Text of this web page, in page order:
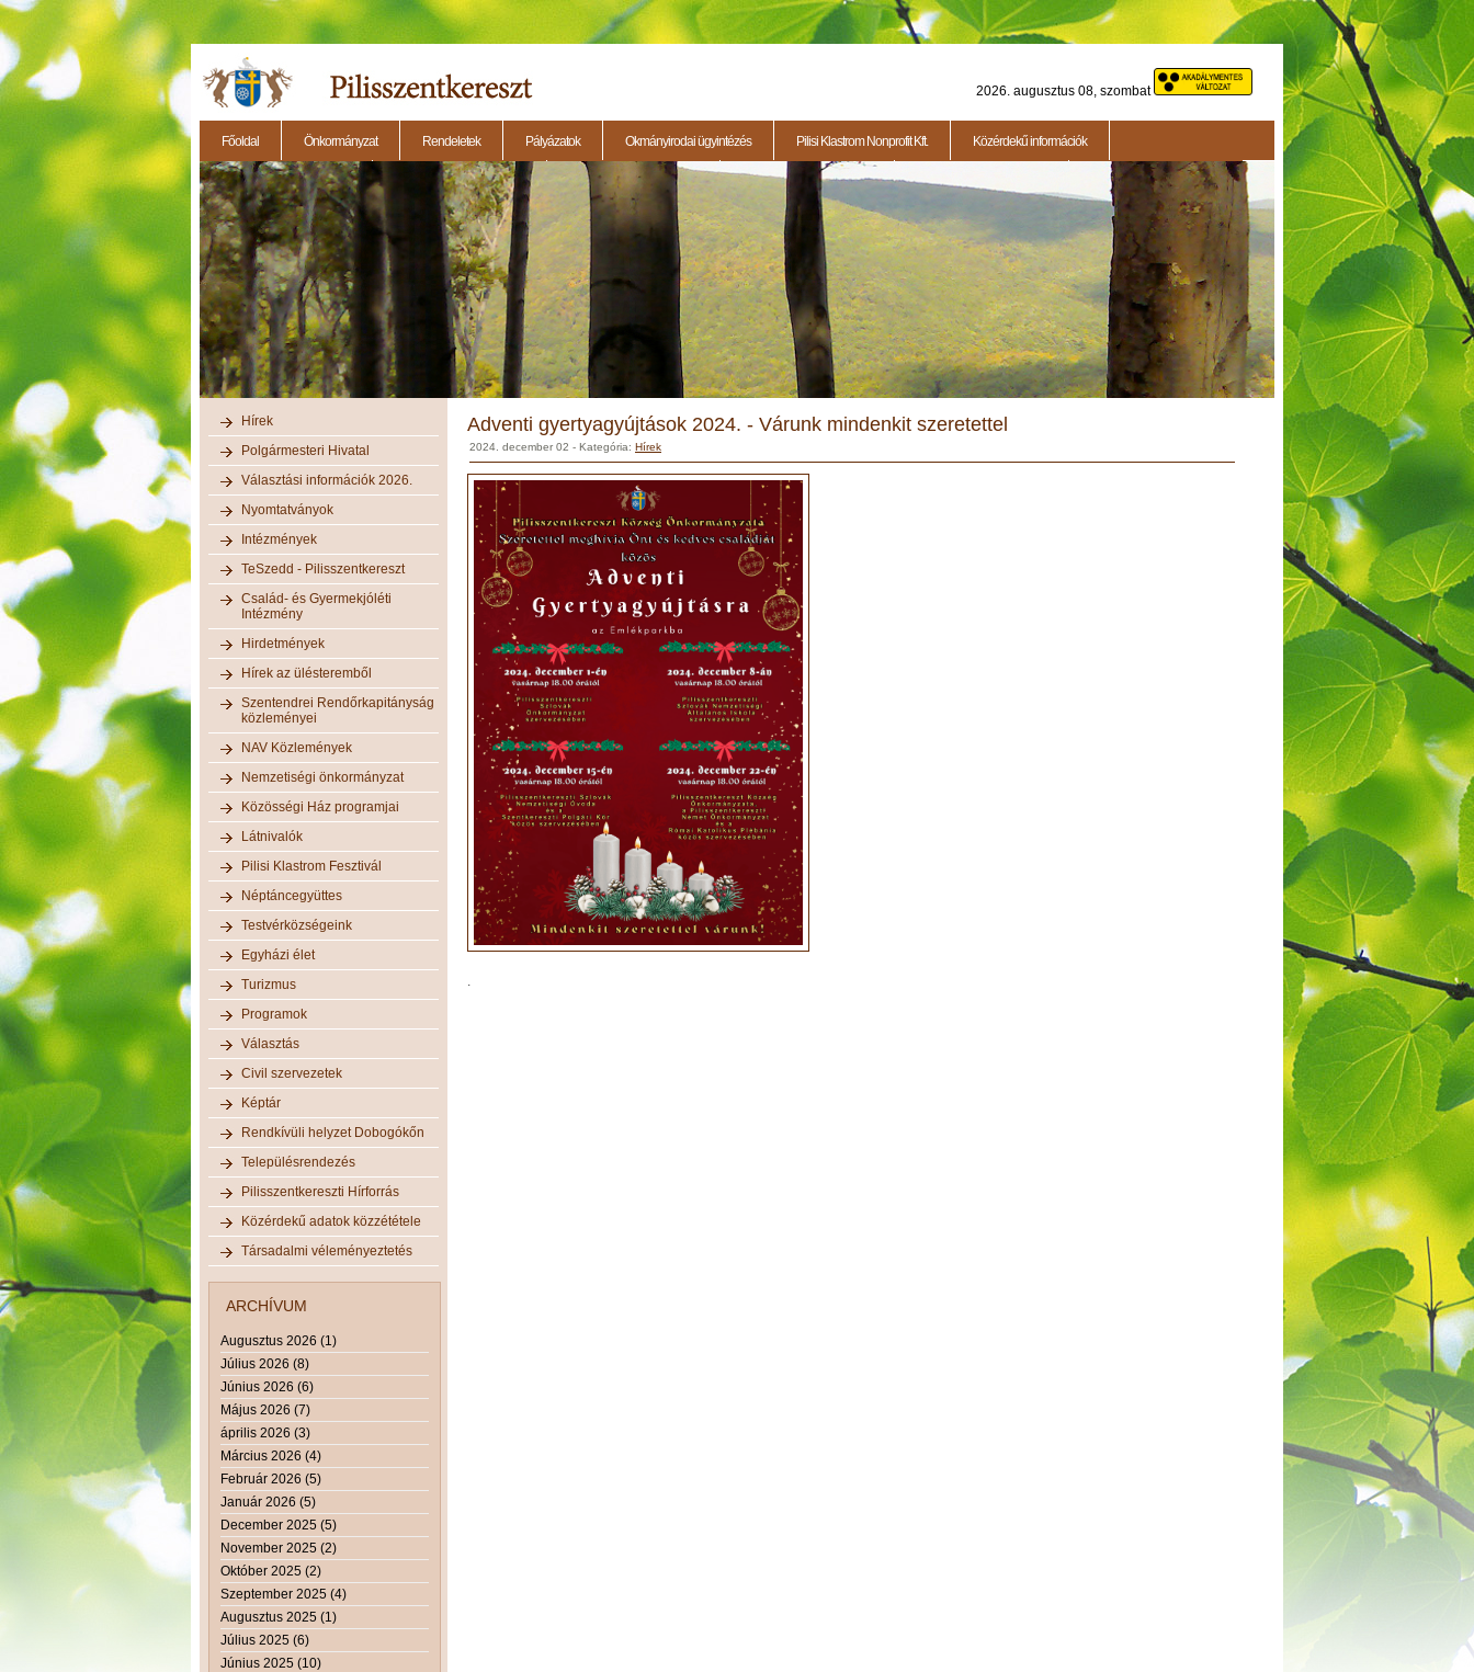
2026. augusztus 08, szombat
Főoldal Önkormányzat Rendeletek Pályázatok Okmányirodai ügyintézés Pilisi Klastrom Nonprofit Kft. Közérdekű információk
2014.11.27. - Testületi ülés 2014.12.28. - Testületi ülés 2014.11.13. - Testületi ülés 2015.01.29. - Testületi ülés 2015.04.23. - Testületi ülés 2015.05.14. - Testületi ülés
Hírek
Polgármesteri Hivatal
Választási információk 2026.
Nyomtatványok
Intézmények
TeSzedd - Pilisszentkereszt
Család- és Gyermekjóléti
Intézmény
Hirdetmények
Hírek az ülésteremből
Szentendrei Rendőrkapitányság
közleményei
NAV Közlemények
Nemzetiségi önkormányzat
Közösségi Ház programjai
Látnivalók
Pilisi Klastrom Fesztivál
Néptáncegyüttes
Testvérközségeink
Egyházi élet
Turizmus
Programok
Választás
Civil szervezetek
Képtár
Rendkívüli helyzet Dobogókőn
Településrendezés
Pilisszentkereszti Hírforrás
Közérdekű adatok közzététele
Társadalmi véleményeztetés
ARCHÍVUM
Augusztus 2026 (1)
Július 2026 (8)
Június 2026 (6)
Május 2026 (7)
április 2026 (3)
Március 2026 (4)
Február 2026 (5)
Január 2026 (5)
December 2025 (5)
November 2025 (2)
Október 2025 (2)
Szeptember 2025 (4)
Augusztus 2025 (1)
Július 2025 (6)
Június 2025 (10)
Adventi gyertyagyújtások 2024. - Várunk mindenkit szeretettel
2024. december 02 - Kategória: Hírek
.